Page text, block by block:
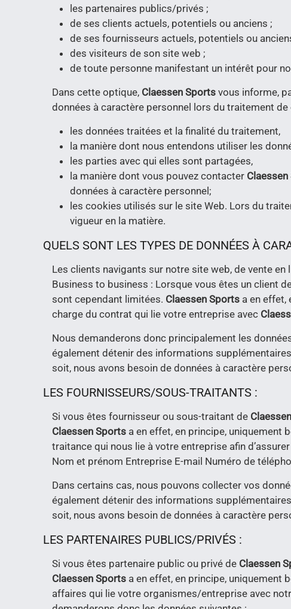
les partenaires publics/privés ;
de ses clients actuels, potentiels ou anciens ;
de ses fournisseurs actuels, potentiels ou
des visiteurs de son site web ;
de toute personne manifestant un intérêt pour
Dans cette optique, Claessen Sports vous informe,
données à caractère personnel lors du traitement
les données traitées et la finalité du traitement,
la manière dont nous entendons utiliser les
les parties avec qui elles sont partagées,
la manière dont vous pouvez contacter
données à caractère personnel;
les cookies utilisés sur le site Web. Lors du
vigueur en la matière.
QUELS SONT LES TYPES DE DONNÉES À
Les clients navigants sur notre site web, de vente
Business to business : Lorsque vous êtes un client
sont cependant limitées. Claessen Sports a en effet,
charge du contrat qui lie votre entreprise avec
Nous demanderons donc principalement les
également détenir des informations
soit, nous avons besoin de données à caractère
LES FOURNISSEURS/SOUS-TRAITANTS :
Si vous êtes fournisseur ou sous-traitant de
Claessen Sports a en effet, en principe, uniquement
traitance qui nous lie à votre entreprise afin
Nom et prénom Entreprise E-mail Numéro de
Dans certains cas, nous pouvons collecter vos
également détenir des informations
soit, nous avons besoin de données à caractère
LES PARTENAIRES PUBLICS/PRIVÉS :
Si vous êtes partenaire public ou privé de Claessen
Claessen Sports a en effet, en principe, uniquement
affaires qui lie votre organismes/entreprise avec